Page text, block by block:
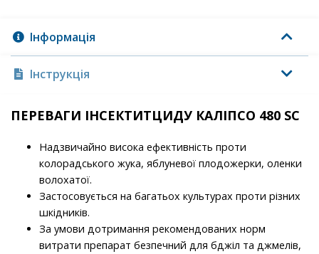
Інформація
Інструкція
ПЕРЕВАГИ ІНСЕКТИТЦИДУ КАЛІПСО 480 SC
Надзвичайно висока ефективність проти
колорадського жука, яблуневої плодожерки, оленки
волохатої.
Застосовується на багатьох культурах проти різних
шкідників.
За умови дотримання рекомендованих норм
витрати препарат безпечний для бджіл та джмелів,